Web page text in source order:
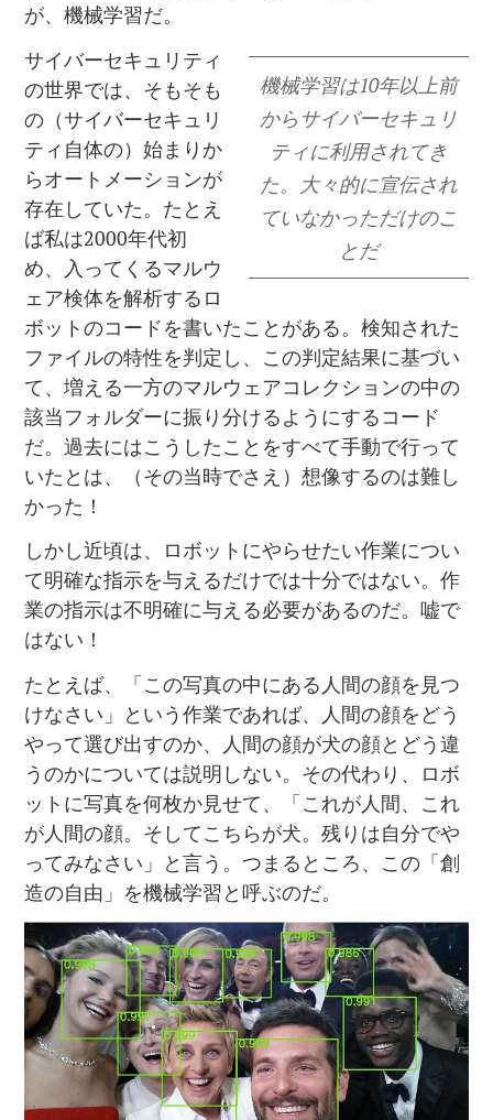
が、機械学習だ。
機械学習は10年以上前
からサイバーセキュリ
ティに利用されてき
た。大々的に宣伝され
ていなかっただけのこ
とだ
サイバーセキュリティ
の世界では、そもそも
の（サイバーセキュリ
ティ自体の）始まりか
らオートメーションが
存在していた。たとえ
ば私は2000年代初
め、入ってくるマルウ
ェア検体を解析するロ
ボットのコードを書いたことがある。検知された
ファイルの特性を判定し、この判定結果に基づい
て、増える一方のマルウェアコレクションの中の
該当フォルダーに振り分けるようにするコード
だ。過去にはこうしたことをすべて手動で行って
いたとは、（その当時でさえ）想像するのは難し
かった！
しかし近頃は、ロボットにやらせたい作業につい
て明確な指示を与えるだけでは十分ではない。作
業の指示は不明確に与える必要があるのだ。嘘で
はない！
たとえば、「この写真の中にある人間の顔を見つ
けなさい」という作業であれば、人間の顔をどう
やって選び出すのか、人間の顔が犬の顔とどう違
うのかについては説明しない。その代わり、ロボ
ットに写真を何枚か見せて、「これが人間、これ
が人間の顔。そしてこちらが犬。残りは自分でや
ってみなさい」と言う。つまるところ、この「創
造の自由」を機械学習と呼ぶのだ。